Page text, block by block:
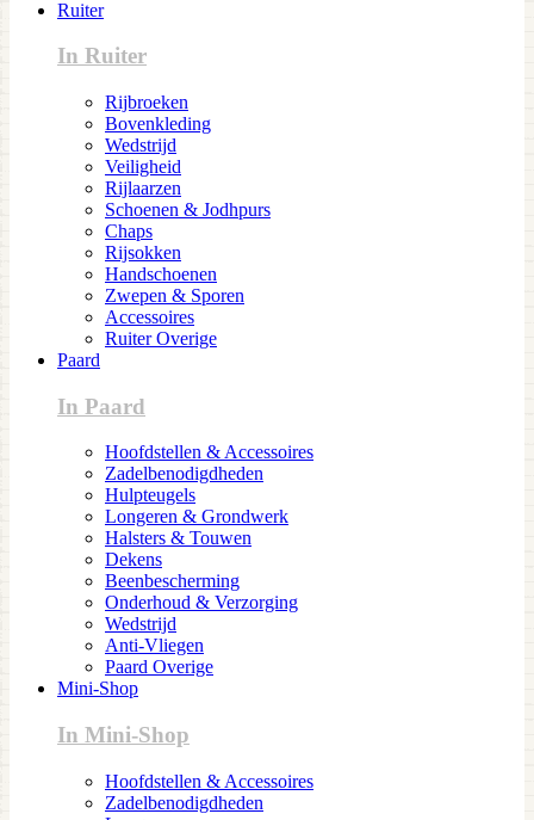
Ruiter
In Ruiter
Rijbroeken
Bovenkleding
Wedstrijd
Veiligheid
Rijlaarzen
Schoenen & Jodhpurs
Chaps
Rijsokken
Handschoenen
Zwepen & Sporen
Accessoires
Ruiter Overige
Paard
In Paard
Hoofdstellen & Accessoires
Zadelbenodigdheden
Hulpteugels
Longeren & Grondwerk
Halsters & Touwen
Dekens
Beenbescherming
Onderhoud & Verzorging
Wedstrijd
Anti-Vliegen
Paard Overige
Mini-Shop
In Mini-Shop
Hoofdstellen & Accessoires
Zadelbenodigdheden